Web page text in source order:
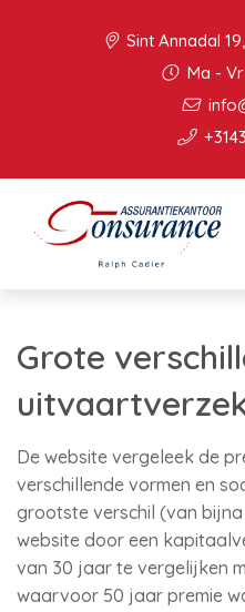
Sint Annadal
Ma -
Grote
De website vergeleek de
verschillende vormen en
grootste verschil (van
website door een
van 30 jaar te vergelijken
waarvoor 50 jaar premie